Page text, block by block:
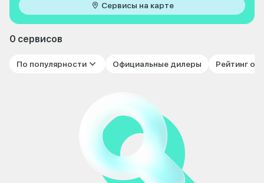
Сервисы на карте
0 сервисов
По популярности Официальные дилеры Рейтинг